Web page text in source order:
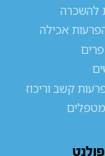
להשכרה
אכילה
קשב וריכוז